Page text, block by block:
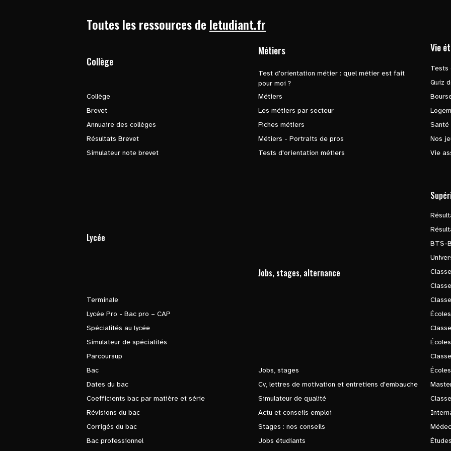
Toutes les ressources de letudiant.fr
Collège
Collège
Brevet
Annuaire des collèges
Résultats Brevet
Simulateur note brevet
Métiers
Test d'orientation métier : quel métier est fait
pour moi ?
Métiers
Les métiers par secteur
Fiches métiers
Métiers - Portraits de pros
Tests d'orientation métiers
Vie
Tests
Quiz
Santé
Nos
Vie
Lycée
Terminale
Lycée Pro - Bac pro – CAP
Spécialités au lycée
Simulateur de spécialités
Parcoursup
Bac
Dates du bac
Coefficients bac par matière et série
Révisions du bac
Corrigés du bac
Bac professionnel
Jobs, stages, alternance
Jobs, stages
Cv, lettres de motivation et entretiens d'embauche
Simulateur de qualité
Actu et conseils emploi
Stages : nos conseils
Jobs étudiants
BTS-